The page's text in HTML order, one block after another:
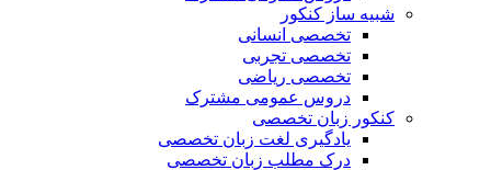
شبیه ساز کنکور
تخصصی انسانی
تخصصی تجربی
تخصصی ریاضی
دروس عمومی مشترک
کنکور زبان تخصصی
یادگیری لغت زبان تخصصی
درک مطلب زبان تخصصی